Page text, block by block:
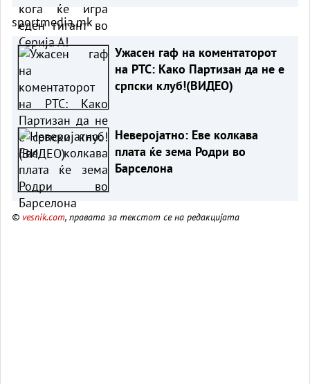
sportmedia.mk
Ужасен гаф на коментаторот
на РТС: Како Партизан да не е
српски клуб!(ВИДЕО)
Неверојатно: Еве колкава
плата ќе зема Родри во
Барселона
© vesnik.com, правата за текстот се на редакцијата